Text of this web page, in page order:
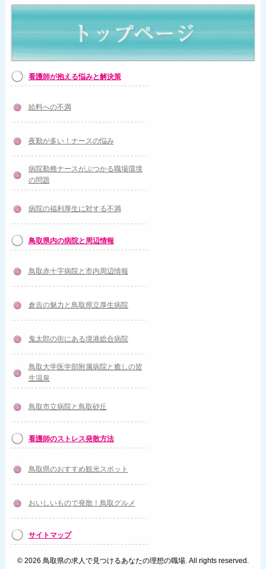
看護師が抱える悩みと解決策
給料への不満
夜勤が多い！ナースの悩み
病院勤務ナースがぶつかる職場環境
の問題
病院の福利厚生に対する不満
鳥取県内の病院と周辺情報
鳥取赤十字病院と市内周辺情報
倉吉の魅力と鳥取県立厚生病院
鬼太郎の街にある境港総合病院
鳥取大学医学部附属病院と癒しの皆
生温泉
鳥取市立病院と鳥取砂丘
看護師のストレス発散方法
鳥取県のおすすめ観光スポット
おいしいもので発散！鳥取グルメ
サイトマップ
© 2026 鳥取県の求人で見つけるあなたの理想の職場. All rights reserved.